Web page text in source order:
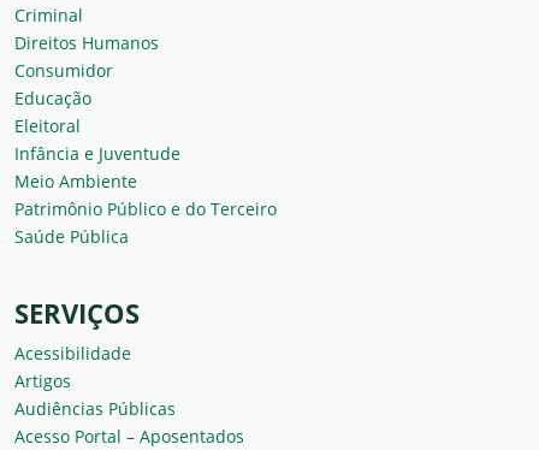
Criminal
Direitos Humanos
Consumidor
Educação
Eleitoral
Infância e Juventude
Meio Ambiente
Patrimônio Público e do Terceiro
Saúde Pública
SERVIÇOS
Acessibilidade
Artigos
Audiências Públicas
Acesso Portal – Aposentados